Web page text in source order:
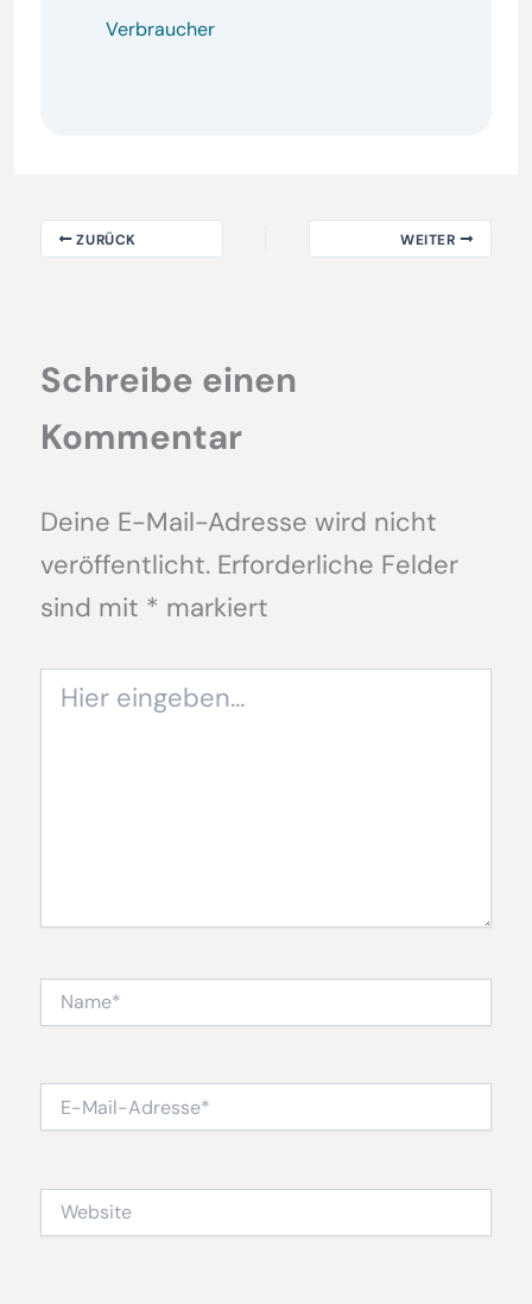
Verbraucher
ZURÜCK WEITER
Schreibe einen
Kommentar
Deine E-Mail-Adresse wird nicht
veröffentlicht. Erforderliche Felder
sind mit * markiert
eingeben…
Mail-
Website